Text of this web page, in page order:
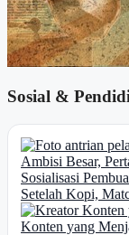
Sosial &
Ambisi Besar,
Sosialisasi
Setelah Kopi,
Konten yang